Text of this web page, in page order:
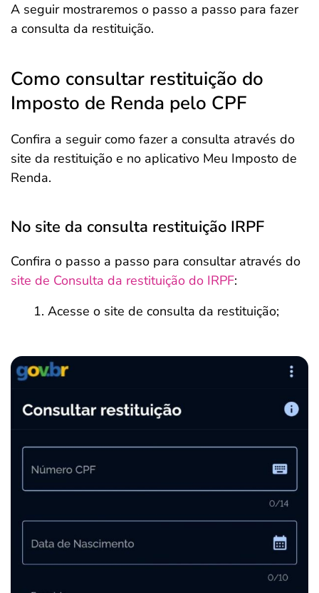
A seguir mostraremos o passo a passo para fazer
a consulta da restituição.
Como consultar restituição do
Imposto de Renda pelo CPF
Confira a seguir como fazer a consulta através do
site da restituição e no aplicativo Meu Imposto de
Renda.
No site da consulta restituição IRPF
Confira o passo a passo para consultar através do
site de Consulta da restituição do IRPF:
Acesse o site de consulta da restituição;